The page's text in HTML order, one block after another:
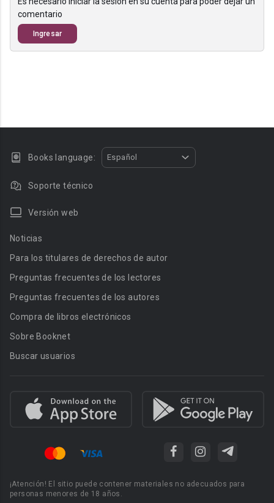
comentario
Ingresar
Books language: Español
Soporte técnico
Versión web
Noticias
Para los titulares de derechos de autor
Preguntas frecuentes de los lectores
Preguntas frecuentes de los autores
Compra de libros electrónicos
Sobre Booknet
Buscar usuarios
¡Atención! El sitio puede contener materiales no adecuados para
personas menores de 18 años.